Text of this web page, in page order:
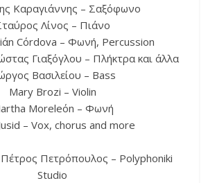
Καραγιάννης – Σαξόφωνο
Λίνος – Πιάνο
Cόrdova – Φωνή, Percussion
Γιαξόγλου – Πλήκτρα και άλλα
Βασιλείου – Bass
Mary Brozi – Violin
Moreleόn – Φωνή
– Vox, chorus and more
Πετρόπουλος – Polyphoniki
Studio